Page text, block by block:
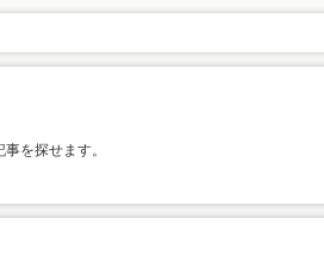
を探せます。